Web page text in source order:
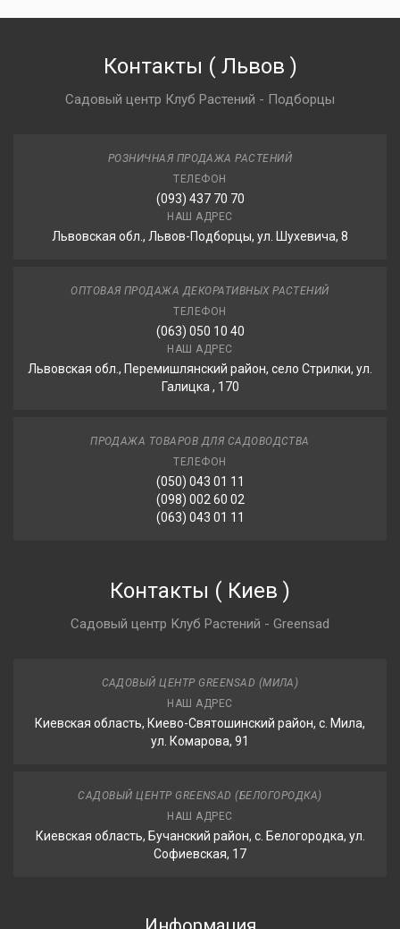
Контакты ( Львов )
Садовый центр Клуб Растений - Подборцы
РОЗНИЧНАЯ ПРОДАЖА РАСТЕНИЙ
ТЕЛЕФОН
(093) 437 70 70
НАШ АДРЕС
Львовская обл., Львов-Подборцы, ул. Шухевича, 8
ОПТОВАЯ ПРОДАЖА ДЕКОРАТИВНЫХ РАСТЕНИЙ
ТЕЛЕФОН
(063) 050 10 40
НАШ АДРЕС
Львовская обл., Перемишлянский район, село Стрилки, ул.
Галицка , 170
ПРОДАЖА ТОВАРОВ ДЛЯ САДОВОДСТВА
ТЕЛЕФОН
(050) 043 01 11
(098) 002 60 02
(063) 043 01 11
Контакты ( Киев )
Садовый центр Клуб Растений - Greensad
САДОВЫЙ ЦЕНТР GREENSAD (МИЛА)
НАШ АДРЕС
Киевская область, Киево-Святошинский район, с. Мила,
ул. Комарова, 91
САДОВЫЙ ЦЕНТР GREENSAD (БЕЛОГОРОДКА)
НАШ АДРЕС
Киевская область, Бучанский район, с. Белогородка, ул.
Софиевская, 17